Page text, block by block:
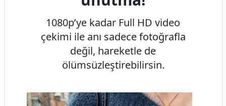
1080p’ye kadar Full HD video
çekimi ile anı sadece fotoğrafla
değil, hareketle de
ölümsüzleştirebilirsin.